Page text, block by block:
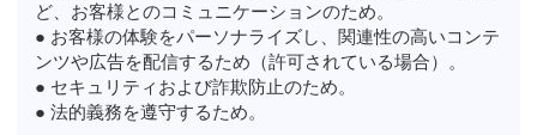
ど、お客様とのコミュニケーションのため。
● お客様の体験をパーソナライズし、関連性の高いコンテ
ンツや広告を配信するため（許可されている場合）。
● セキュリティおよび詐欺防止のため。
● 法的義務を遵守するため。